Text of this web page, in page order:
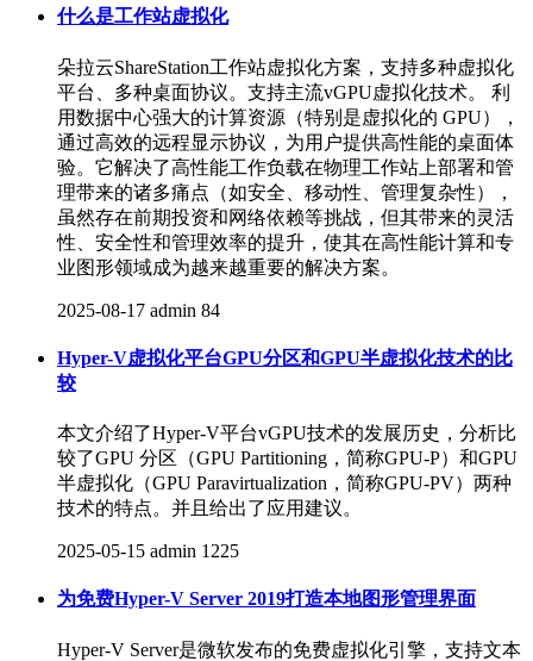
什么是工作站虚拟化
朵拉云ShareStation工作站虚拟化方案，支持多种虚拟化
平台、多种桌面协议。支持主流vGPU虚拟化技术。 利
用数据中心强大的计算资源（特别是虚拟化的 GPU），
通过高效的远程显示协议，为用户提供高性能的桌面体
验。它解决了高性能工作负载在物理工作站上部署和管
理带来的诸多痛点（如安全、移动性、管理复杂性），
虽然存在前期投资和网络依赖等挑战，但其带来的灵活
性、安全性和管理效率的提升，使其在高性能计算和专
业图形领域成为越来越重要的解决方案。
2025-08-17 admin 84
Hyper-V虚拟化平台GPU分区和GPU半虚拟化技术的比
较
本文介绍了Hyper-V平台vGPU技术的发展历史，分析比
较了GPU 分区（GPU Partitioning，简称GPU-P）和GPU
半虚拟化（GPU Paravirtualization，简称GPU-PV）两种
技术的特点。并且给出了应用建议。
2025-05-15 admin 1225
为免费Hyper-V Server 2019打造本地图形管理界面
Hyper-V Server是微软发布的免费虚拟化引擎，支持文本